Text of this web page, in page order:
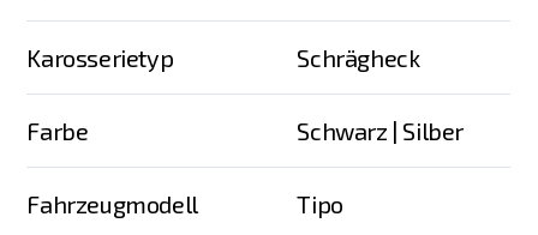
Karosserietyp Schrägheck
Farbe Schwarz | Silber
Fahrzeugmodell Tipo